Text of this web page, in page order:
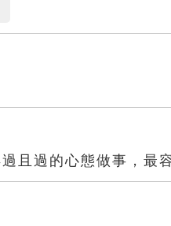
且過的心態做事，最